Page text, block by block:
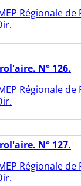
Régionale de
N° 126.
Régionale de
N° 127.
Régionale de